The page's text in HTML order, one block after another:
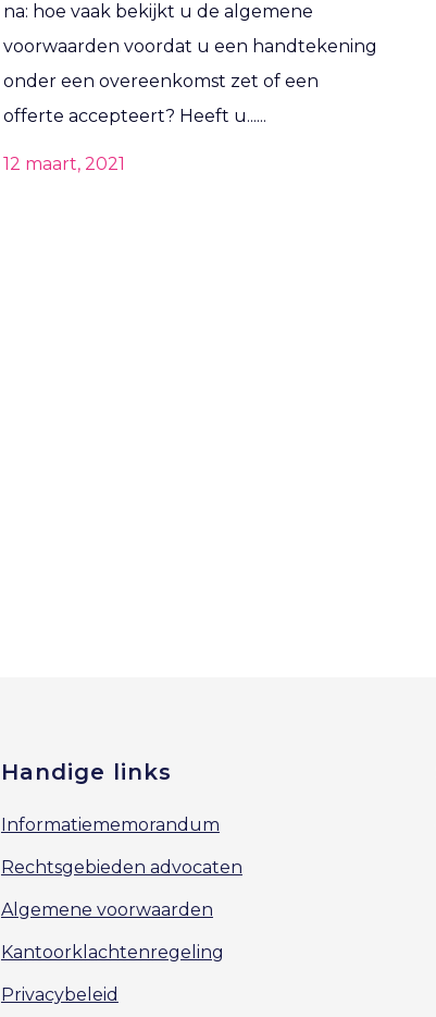
na: hoe vaak bekijkt u de algemene
voorwaarden voordat u een handtekening
onder een overeenkomst zet of een
offerte accepteert? Heeft u......
12 maart, 2021
Handige links
Informatiememorandum
Rechtsgebieden advocaten
Algemene voorwaarden
Kantoorklachtenregeling
Privacybeleid